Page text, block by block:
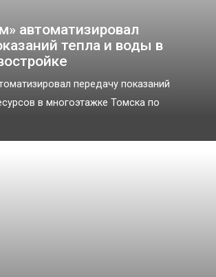
автоматизировал
тепла и воды в
передачу показаний
в многоэтажке Томска по